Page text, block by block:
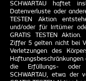
SCHWARTAU haftet
Datenverluste oder
TESTEN Aktion
und/oder für Irrtümer
GRATIS TESTEN
Ziffer 5 gelten nicht bei
Verletzungen des
die Erfüllungs- oder
SCHWARTAU, etwa der